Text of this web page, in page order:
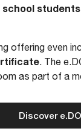
school
offering even
. The
as part of a
Discover